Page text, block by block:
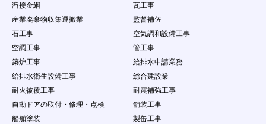
（６）
虚偽の情報をコンテンツに掲載し、コンテン
ツ閲覧者を欺く行為
三者の名誉や社会的信用を棄損したり、不快
感や精神的な損害を与える行為
（８）
コンテンツ閲覧者を含む会員以外の自然人・
法人・団体・組織等の第三者の個人情報の収
（９）
本サービスで得た情報を、本サービスの利用
目的の範囲を超えて第三者に譲渡すること、
又は営業を目的とした情報提供活動をするこ
溶接金網
瓦工事
産業廃棄物収集運搬業
監督補佐
石工事
空気調和設備工事
空調工事
管工事
築炉工事
給排水申請業務
給排水衛生設備工事
総合建設業
耐火被覆工事
耐震補強工事
自動ドアの取付・修理・点検
舗装工事
船舶塗装
製缶工事